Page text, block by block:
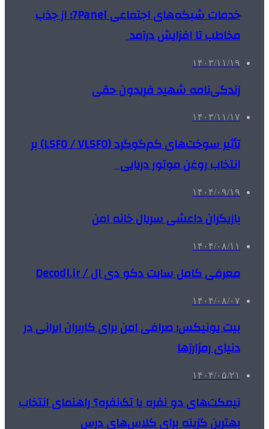
خدمات شبکه‌های اجتماعی 7Panel؛ از جذب
مخاطب تا افزایش درآمد
۱۴۰۳/۱۱/۱۹
زندگی‌نامه شهید فریدون حقی
۱۴۰۳/۱۱/۱۷
تأثیر سوخت‌های کم‌گوگرد (LSFO / VLSFO) بر
انتخاب روغن موتور دریایی
۱۴۰۴/۰۹/۱۹
بازیگران داعشی سریال خانه امن
۱۴۰۴/۰۸/۱۱
معرفی کامل سایت دکو دی ال / Decodl.ir
۱۴۰۴/۰۸/۰۷
بیت یونیکس؛ صرافی امن برای کاربران ایرانی در
دنیای رمزارزها
۱۴۰۴/۰۵/۲۱
نیمکت‌های دو نفره یا تک‌نفره؟ راهنمای انتخاب
بهترین گزینه برای کلاس‌های درس